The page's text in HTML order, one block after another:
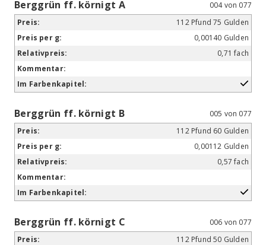
Berggrün ff. körnigt A
004 von 077
112 Pfund 75 Gulden
0,00140 Gulden
0,71 fach
Berggrün ff. körnigt B
005 von 077
112 Pfund 60 Gulden
0,00112 Gulden
0,57 fach
Berggrün ff. körnigt C
006 von 077
112 Pfund 50 Gulden